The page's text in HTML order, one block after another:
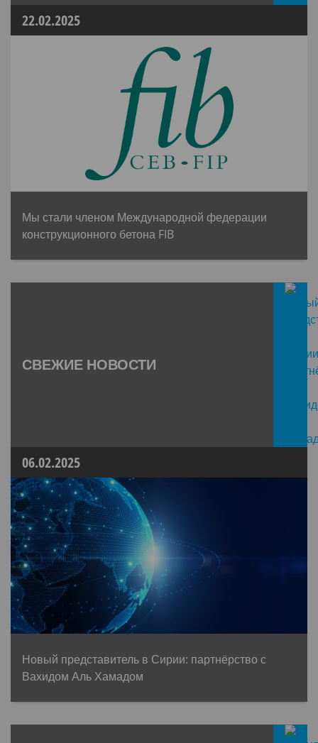
22.02.2025
Мы стали членом Международной федерации
конструкционного бетона FIB
СВЕЖИЕ НОВОСТИ
06.02.2025
Новый представитель в Сирии: партнёрство с
Вахидом Аль Хамадом